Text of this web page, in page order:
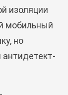
изоляции
мобильный
но